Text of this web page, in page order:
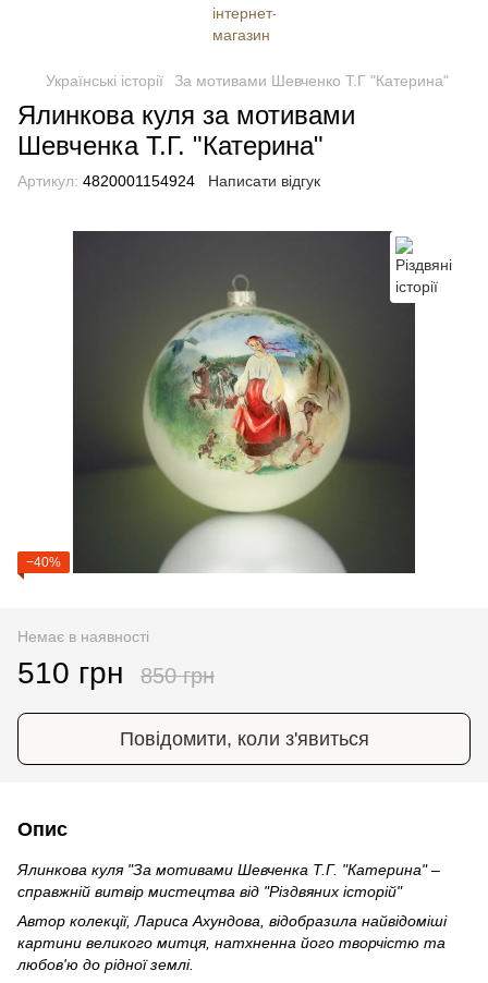
Українські історії За мотивами Шевченко Т.Г "Катерина"
Ялинкова куля за мотивами
Шевченка Т.Г. "Катерина"
Артикул: 4820001154924 Написати відгук
−40%
Немає в наявності
510 грн 850 грн
Повідомити, коли з'явиться
Опис
Ялинкова куля "За мотивами Шевченка Т.Г. "Катерина" –
справжній витвір мистецтва від "Різдвяних історій"
Автор колекції, Лариса Ахундова, відобразила найвідоміші
картини великого митця, натхненна його творчістю та
любов'ю до рідної землі.